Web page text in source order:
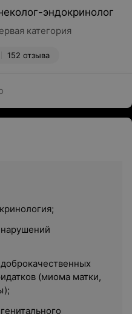
эндокринолог
категория
152 отзыва
(миома матки,